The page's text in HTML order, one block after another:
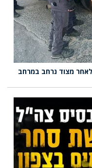
לאחר מצוד נרחב במרחב